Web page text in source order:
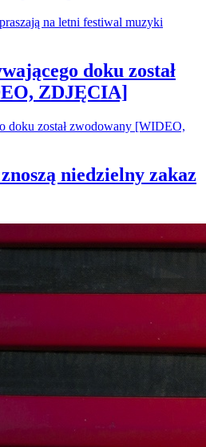
doku został
ZDJĘCIA]
niedzielny zakaz